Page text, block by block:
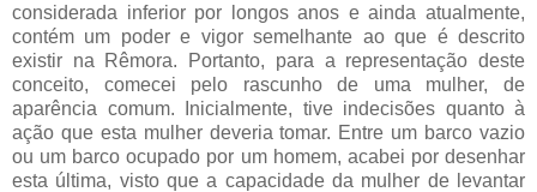
considerada inferior por longos anos e ainda atualmente,
contém um poder e vigor semelhante ao que é descrito
existir na Rêmora. Portanto, para a representação deste
conceito, comecei pelo rascunho de uma mulher, de
aparência comum. Inicialmente, tive indecisões quanto à
ação que esta mulher deveria tomar. Entre um barco vazio
ou um barco ocupado por um homem, acabei por desenhar
esta última, visto que a capacidade da mulher de levantar